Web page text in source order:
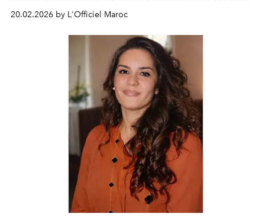
dentelle délicate, ceintures sculpturales. Entre tradition
du maalem et lignes contemporaines, chaque pièce
devient une étude de style, un dialogue entre l’art, la
matière et le mouvement.
20.02.2026 by L'Officiel Maroc